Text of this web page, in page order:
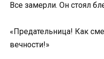
Все замерли. Он стоял
«Предательница! Как
вечности!»